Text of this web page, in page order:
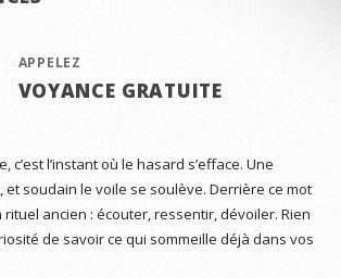
APPELEZ
VOYANCE GRATUITE
c’est l’instant où le hasard s’efface. Une
et soudain le voile se soulève. Derrière ce mot
rituel ancien : écouter, ressentir, dévoiler. Rien
de savoir ce qui sommeille déjà dans vos